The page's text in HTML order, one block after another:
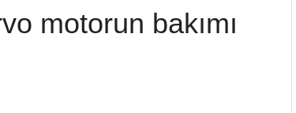
motorun bakımı